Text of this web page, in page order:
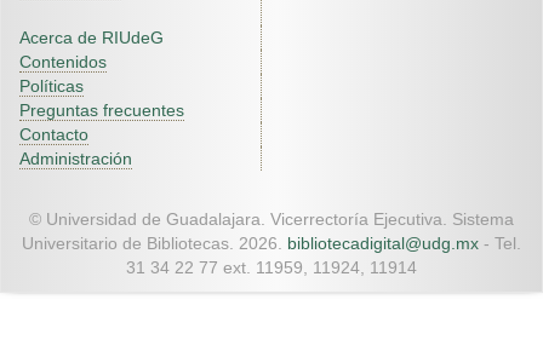
Acerca de RIUdeG
Contenidos
Políticas
Preguntas frecuentes
Contacto
Administración
© Universidad de Guadalajara. Vicerrectoría Ejecutiva. Sistema
Universitario de Bibliotecas. 2026. bibliotecadigital@udg.mx - Tel.
31 34 22 77 ext. 11959, 11924, 11914